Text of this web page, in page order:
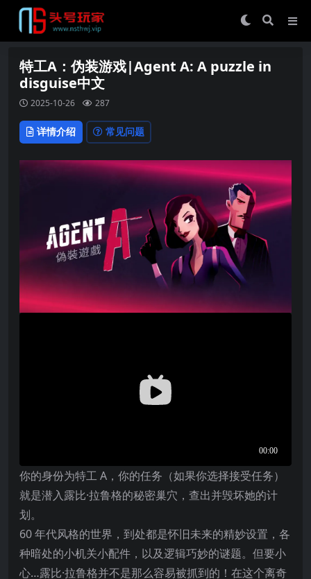
特工A：伪装游戏|Agent A: A puzzle in
disguise中文
2025-10-26 287
详情介绍 常见问题
你的身份为特工 A，你的任务（如果你选择接受任务）
就是潜入露比·拉鲁格的秘密巢穴，查出并毁坏她的计
划。
60 年代风格的世界，到处都是怀旧未来的精妙设置，各
种暗处的小机关小配件，以及逻辑巧妙的谜题。但要小
心…露比·拉鲁格并不是那么容易被抓到的！在这个离奇